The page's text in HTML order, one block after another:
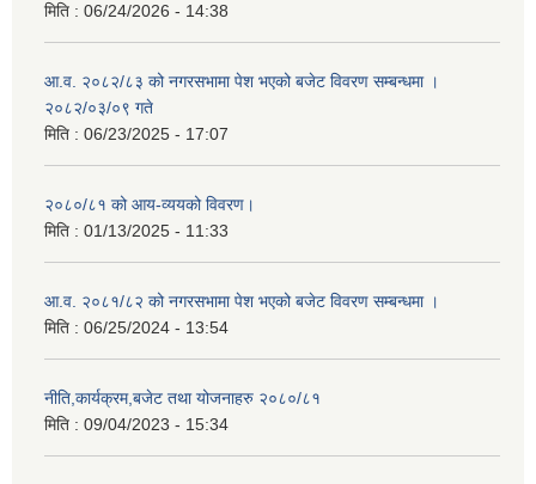
मिति : 06/24/2026 - 14:38
आ.व. २०८२/८३ को नगरसभामा पेश भएको बजेट विवरण सम्बन्धमा ।
२०८२/०३/०९ गते
मिति : 06/23/2025 - 17:07
२०८०/८१ को आय-व्ययको विवरण।
मिति : 01/13/2025 - 11:33
आ.व. २०८१/८२ को नगरसभामा पेश भएको बजेट विवरण सम्बन्धमा ।
मिति : 06/25/2024 - 13:54
नीति,कार्यक्रम,बजेट तथा योजनाहरु २०८०/८१
मिति : 09/04/2023 - 15:34